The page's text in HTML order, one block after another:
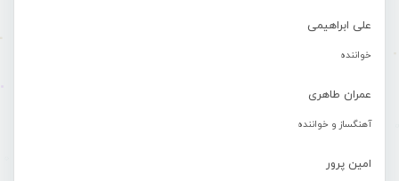
علی ابراهیمی
خواننده
عمران طاهری
آهنگساز و خواننده
امین پرور